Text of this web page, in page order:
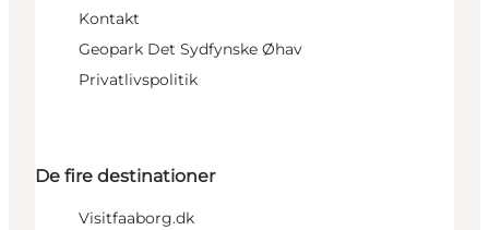
Kontakt
Geopark Det Sydfynske Øhav
Privatlivspolitik
De fire destinationer
Visitfaaborg.dk